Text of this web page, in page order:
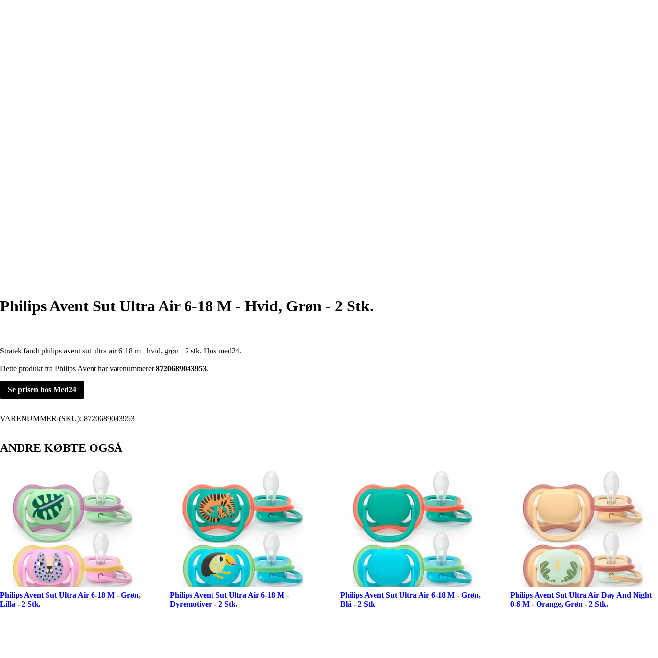
Philips Avent Sut Ultra Air 6-18 M - Hvid, Grøn - 2 Stk.
Stratek fandt philips avent sut ultra air 6-18 m - hvid, grøn - 2 stk. Hos med24.
Dette produkt fra Philips Avent har varenummeret 8720689043953.
Se prisen hos Med24
VARENUMMER (SKU): 8720689043953
ANDRE KØBTE OGSÅ
Philips Avent Sut Ultra Air 6-18 M - Grøn,
Lilla - 2 Stk.
Philips Avent Sut Ultra Air 6-18 M -
Dyremotiver - 2 Stk.
Philips Avent Sut Ultra Air 6-18 M - Grøn,
Blå - 2 Stk.
Philips Avent Sut Ultra Air Day And Night
0-6 M - Orange, Grøn - 2 Stk.